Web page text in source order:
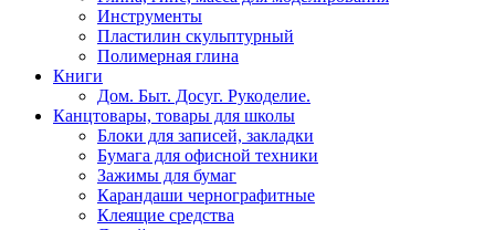
Инструменты
Пластилин скульптурный
Полимерная глина
Книги
Дом. Быт. Досуг. Рукоделие.
Канцтовары, товары для школы
Блоки для записей, закладки
Бумага для офисной техники
Зажимы для бумаг
Карандаши чернографитные
Клеящие средства